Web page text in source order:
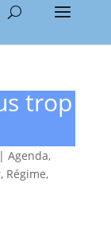
trop
Agenda,
, Régime,